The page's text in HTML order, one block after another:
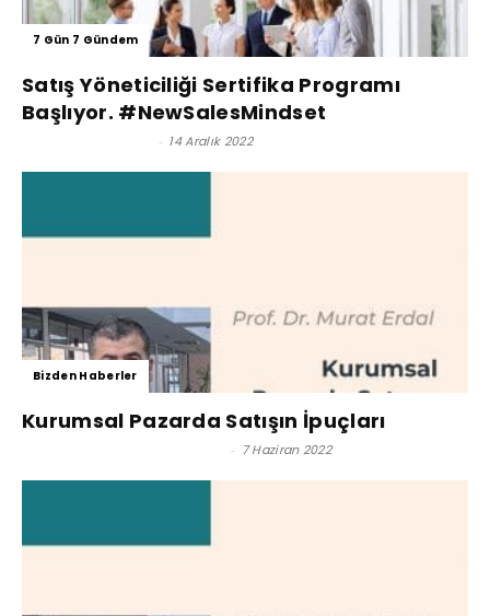
7 Gün 7 Gündem
Satış Yöneticiliği Sertifika Programı
Başlıyor. #NewSalesMindset
- 14 Aralık 2022
Bizden Haberler
Kurumsal Pazarda Satışın İpuçları
- 7 Haziran 2022